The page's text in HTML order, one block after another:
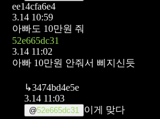
ee14cfa6e4
3.14 10:59
아빠도 10만원 줘
52e665dc31
3.14 11:02
아빠 10만원 안줘서 삐지신듯
↳3474bd4e5e
3.14 11:03
@52e665dc31 이게 맞다